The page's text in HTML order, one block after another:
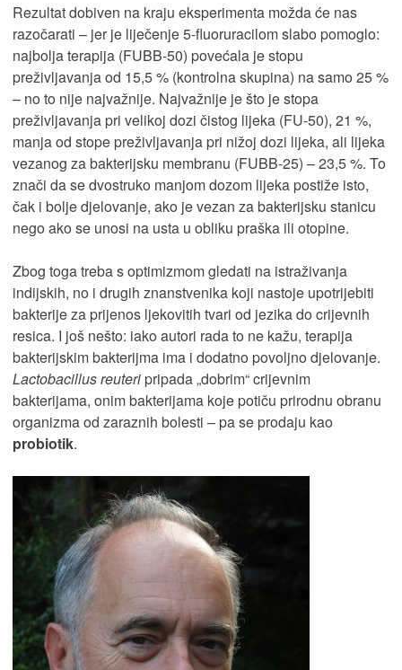
Rezultat dobiven na kraju eksperimenta možda će nas
razočarati – jer je liječenje 5-fluoruracilom slabo pomoglo:
najbolja terapija (FUBB-50) povećala je stopu
preživljavanja od 15,5 % (kontrolna skupina) na samo 25 %
– no to nije najvažnije. Najvažnije je što je stopa
preživljavanja pri velikoj dozi čistog lijeka (FU-50), 21 %,
manja od stope preživljavanja pri nižoj dozi lijeka, ali lijeka
vezanog za bakterijsku membranu (FUBB-25) – 23,5 %. To
znači da se dvostruko manjom dozom lijeka postiže isto,
čak i bolje djelovanje, ako je vezan za bakterijsku stanicu
nego ako se unosi na usta u obliku praška ili otopine.
Zbog toga treba s optimizmom gledati na istraživanja
indijskih, no i drugih znanstvenika koji nastoje upotrijebiti
bakterije za prijenos ljekovitih tvari od jezika do crijevnih
resica. I još nešto: iako autori rada to ne kažu, terapija
bakterijskim bakterijma ima i dodatno povoljno djelovanje.
Lactobacillus reuteri pripada „dobrim“ crijevnim
bakterijama, onim bakterijama koje potiču prirodnu obranu
organizma od zaraznih bolesti – pa se prodaju kao
probiotik.